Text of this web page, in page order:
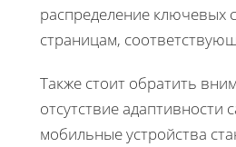
распределение ключевых
страницам,
Также стоит обратить
отсутствие адаптивности
мобильные устройства